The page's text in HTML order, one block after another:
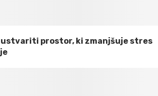
ustvariti prostor, ki zmanjšuje stres